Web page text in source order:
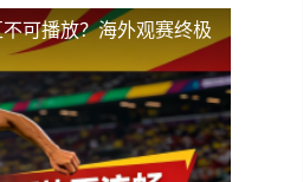
可播放？海外观赛终极